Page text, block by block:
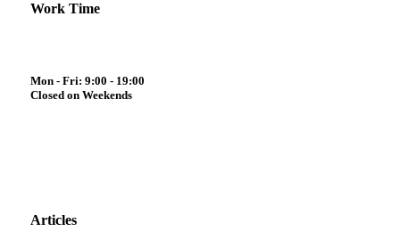
Work Time
Mon - Fri: 9:00 - 19:00
Closed on Weekends
Articles